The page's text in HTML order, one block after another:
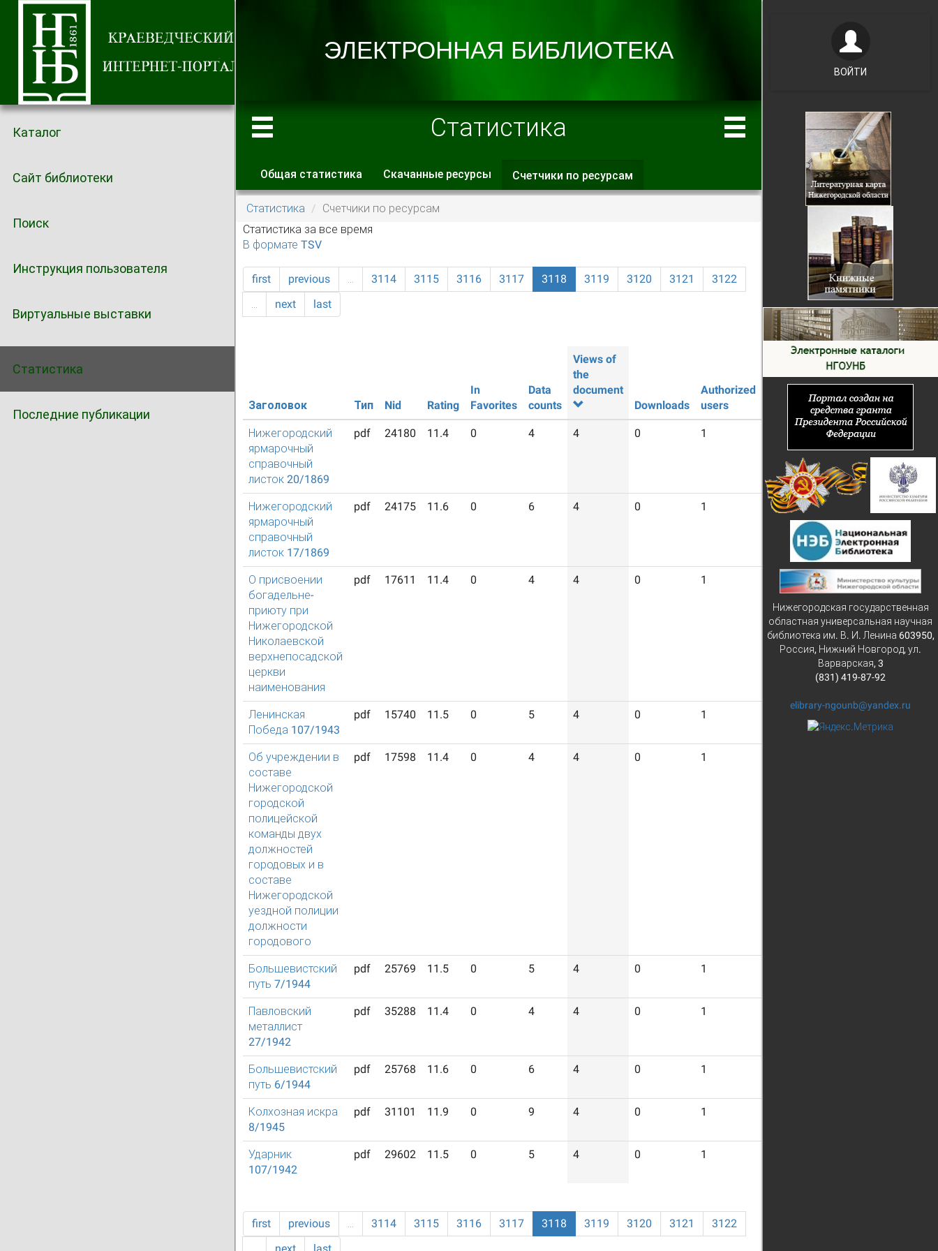
Каталог
Сайт библиотеки
Поиск
Инструкция пользователя
Виртуальные выставки
Статистика
Последние публикации
Статистика
Главные вкладки
Общая статистика Скачанные ресурсы Счетчики по ресурсам
вкладка)
Статистика
Счетчики по ресурсам
Статистика за все время
В формате TSV
first previous … 3114 3115 3116 3117 3118 3119 3120 3121
3122
…
next last
Заголовок Тип Nid Rating
In
Favorites
Data
counts
Views of
the
document
Downloads
Authorized
users
Нижегородский
ярмарочный
справочный
листок 20/1869
pdf 24180 11.4 0 4 4 0 1
Нижегородский
ярмарочный
справочный
листок 17/1869
pdf 24175 11.6 0 6 4 0 1 4
О присвоении
богадельне-
приюту при
Нижегородской
Николаевской
верхнепосадской
церкви
наименования
pdf 17611 11.4 0 4 4 0 1
Ленинская
Победа 107/1943
pdf 15740 11.5 0 5 4 0 1
Об учреждении в
составе
Нижегородской
городской
полицейской
команды двух
должностей
городовых и в
составе
Нижегородской
уездной полиции
должности
городового
pdf 17598 11.4 0 4 4 0 1
Большевистский
путь 7/1944
pdf 25769 11.5 0 5 4 0 1
Павловский
металлист
27/1942
pdf 35288 11.4 0 4 4 0 1
Большевистский
путь 6/1944
pdf 25768 11.6 0 6 4 0 1
Колхозная искра
8/1945
pdf 31101 11.9 0 9 4 0 1
Ударник
107/1942
pdf 29602 11.5 0 5 4 0 1
first previous … 3114 3115 3116 3117 3118 3119 3120 3121
3122
ВОЙТИ
Нижегородская государственная
областная универсальная научная
библиотека им. В. И. Ленина 603950,
Россия, Нижний Новгород, ул.
Варварская, 3
(831) 419-87-92
elibrary-ngounb@yandex.ru